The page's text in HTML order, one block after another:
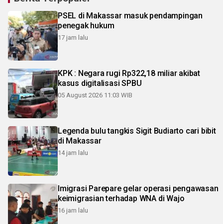
PSEL di Makassar masuk pendampingan
penegak hukum
17 jam lalu
KPK : Negara rugi Rp322,18 miliar akibat
kasus digitalisasi SPBU
05 August 2026 11:03 WIB
Legenda bulu tangkis Sigit Budiarto cari bibit
di Makassar
14 jam lalu
Imigrasi Parepare gelar operasi pengawasan
keimigrasian terhadap WNA di Wajo
16 jam lalu